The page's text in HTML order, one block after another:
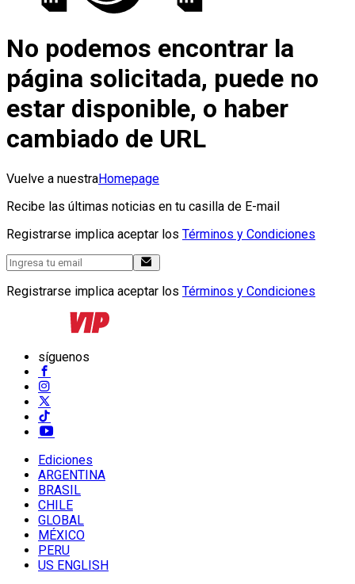
No podemos encontrar la
página solicitada, puede no
estar disponible, o haber
cambiado de URL
Vuelve a nuestraHomepage
Recibe las últimas noticias en tu casilla de E-mail
Registrarse implica aceptar los Términos y Condiciones
Registrarse implica aceptar los Términos y Condiciones
síguenos
Ediciones
ARGENTINA
BRASIL
CHILE
GLOBAL
MÉXICO
PERU
US ENGLISH